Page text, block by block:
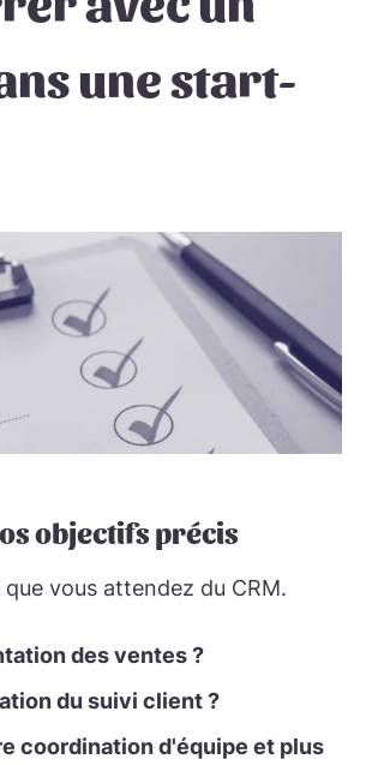
une start-
objectifs précis
vous attendez du CRM.
des ventes ?
du suivi client ?
coordination d'équipe et plus